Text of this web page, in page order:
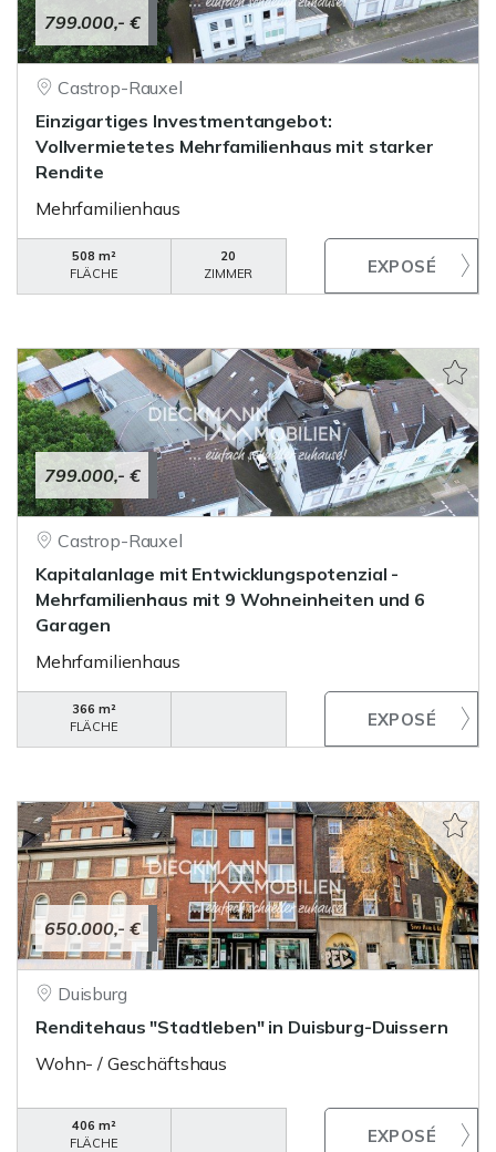
799.000,- €
Castrop-Rauxel
Einzigartiges Investmentangebot:
Vollvermietetes Mehrfamilienhaus mit starker
Rendite
Mehrfamilienhaus
508 m²
FLÄCHE
20
ZIMMER
799.000,- €
Castrop-Rauxel
Kapitalanlage mit Entwicklungspotenzial -
Mehrfamilienhaus mit 9 Wohneinheiten und 6
Garagen
Mehrfamilienhaus
366 m²
FLÄCHE
650.000,- €
Duisburg
Renditehaus "Stadtleben" in Duisburg-Duissern
Wohn- / Geschäftshaus
406 m²
FLÄCHE